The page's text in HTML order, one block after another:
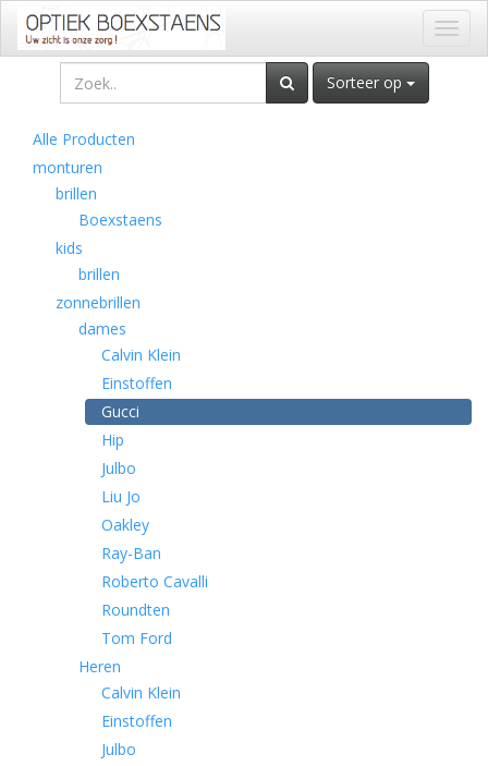
Sorteer op
Alle Producten
monturen
brillen
Boexstaens
kids
brillen
zonnebrillen
dames
Calvin Klein
Einstoffen
Gucci
Hip
Julbo
Liu Jo
Oakley
Ray-Ban
Roberto Cavalli
Roundten
Tom Ford
Heren
Calvin Klein
Einstoffen
Julbo